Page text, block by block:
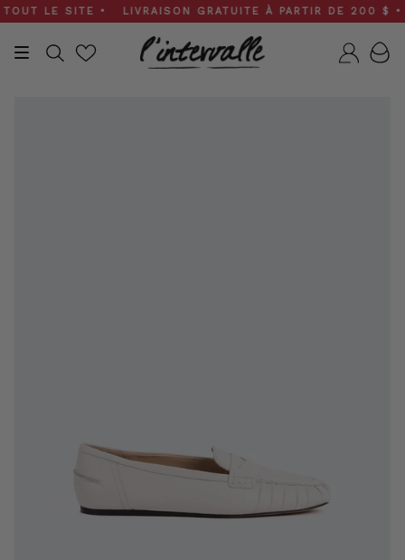
Skip
to
content
SITE • LIVRAISON GRATUITE À PARTIR DE 200 $ •
Recherche